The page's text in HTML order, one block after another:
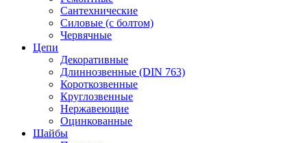
Сантехнические
Силовые (с болтом)
Червячные
Цепи
Декоративные
Длиннозвенные (DIN 763)
Короткозвенные
Круглозвенные
Нержавеющие
Оцинкованные
Шайбы